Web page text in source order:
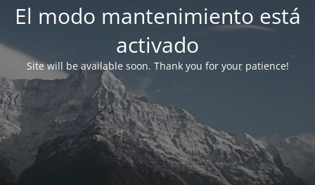
El modo mantenimiento está
activado
Site will be available soon. Thank you for your patience!